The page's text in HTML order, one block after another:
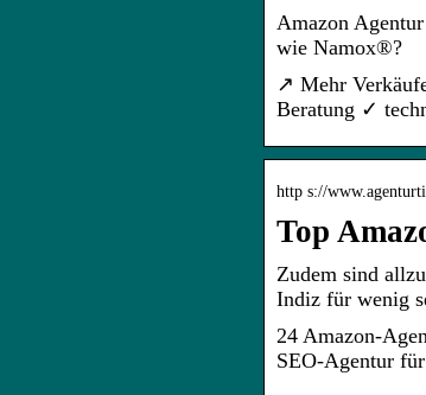
Amazon
wie Namox®?
↗️ Mehr
Beratung ✓
http s://
Top
Zudem sind
Indiz für wenig
24 Amazon-
SEO-Agentur